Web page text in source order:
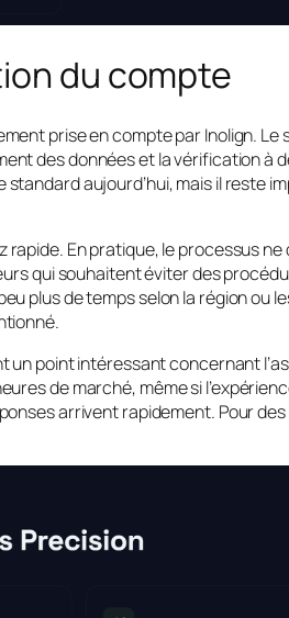
du compte
prise en compte par Inolign.
des données et la vérification à
aujourd’hui, mais il reste
rapide. En pratique, le processus
qui souhaitent éviter des
plus de temps selon la région ou
un point intéressant concernant
de marché, même si
arrivent rapidement. Pour